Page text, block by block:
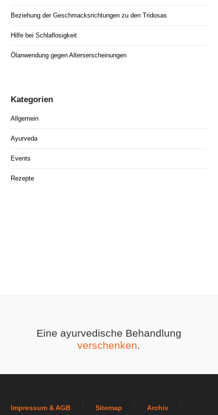
Beziehung der Geschmacksrichtungen zu den Tridosas
Hilfe bei Schlaflosigkeit
Ölanwendung gegen Alterserscheinungen
Kategorien
Allgemein
Ayurveda
Events
Rezepte
Eine ayurvedische Behandlung
verschenken.
Impressum & AGB Sitemap Archiv